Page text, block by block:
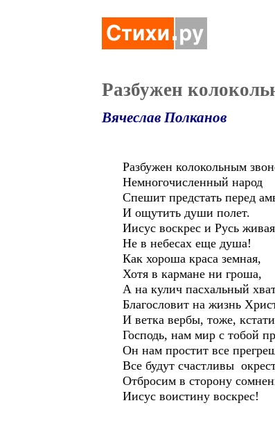
Разбужен
Вячеслав Полканов
Разбужен колокольным
Немногочисленный народ
Спешит предстать перед
И ощутить души полет.
Иисус воскрес и Русь
Не в небесах еще душа!
Как хороша краса земная,
Хотя в кармане ни гроша,
А на кулич пасхальный
Благословит на жизнь
И ветка вербы, тоже,
Господь, нам мир с тобой
Он нам простит все
Все будут счастливы
Отбросим в сторону
Иисус воистину воскрес!